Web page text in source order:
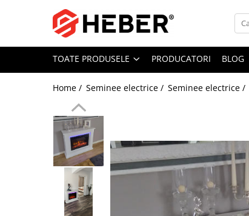
Toate Produsele
Mixere cu bol
Pompe submersibile
Pompe submersibile nisip
Pompe apa de suprafata
TOATE PRODUSELE PRODUCATORI BLOG
Home / Seminee electrice / Seminee electrice /